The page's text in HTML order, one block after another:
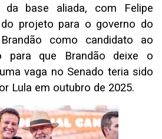
base aliada, com Felipe
projeto para o governo do
como candidato ao
para que Brandão deixe o
vaga no Senado teria sido
Lula em outubro de 2025.